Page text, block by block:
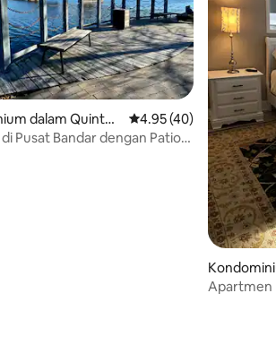
5, 110 ulasan
dalam Quinte
Penarafan purata 4.95
4.95 (40)
Pusat Bandar dengan Patio
West
Apartmen